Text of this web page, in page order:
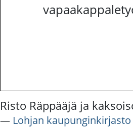
Risto Räppääjä ja
― Lohjan kaupunginkirjasto